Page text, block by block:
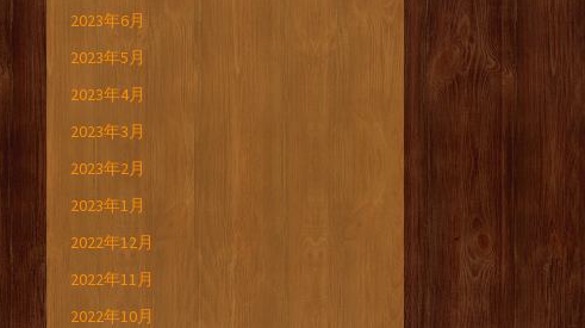
2023年6月
2023年5月
2023年4月
2023年3月
2023年2月
2023年1月
2022年12月
2022年11月
2022年10月